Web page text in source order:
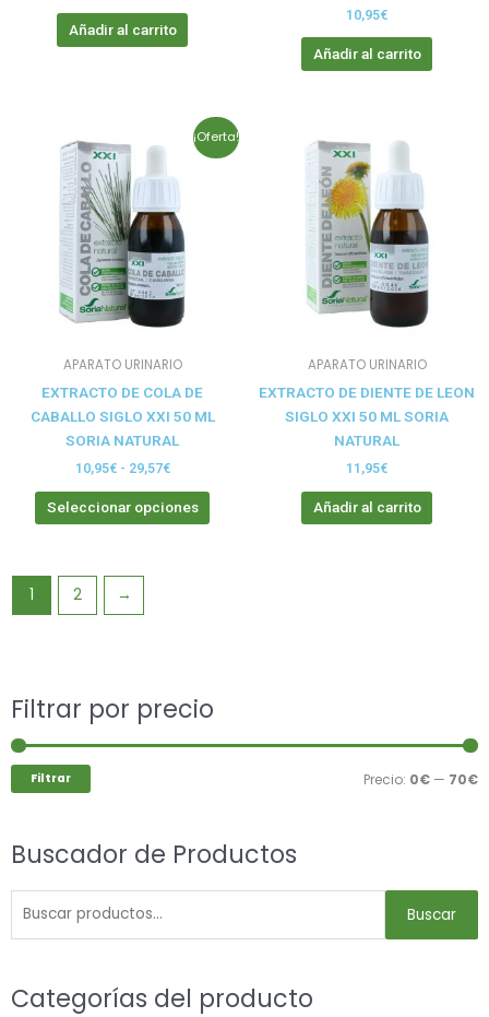
Añadir al carrito
10,95€
Añadir al carrito
¡Oferta!
APARATO URINARIO
EXTRACTO DE COLA DE
CABALLO SIGLO XXI 50 ML
SORIA NATURAL
10,95€ - 29,57€
Rango
desde
hasta
29,57€
Seleccionar opciones
Este
producto
página
APARATO URINARIO
EXTRACTO DE DIENTE DE LEON
SIGLO XXI 50 ML SORIA
NATURAL
11,95€
Añadir al carrito
1 2 →
Filtrar por precio
Filtrar Precio: 0€ — 70€
Buscador de Productos
Buscar
Buscar
Categorías del producto